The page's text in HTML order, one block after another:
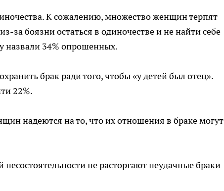
К сожалению, множество женщин терпят
за боязни остаться в одиночестве и не найти себе
назвали 34% опрошенных.
брак ради того, чтобы «у детей был отец».
22%.
надеются на то, что их отношения в браке могут
не расторгают неудачные браки